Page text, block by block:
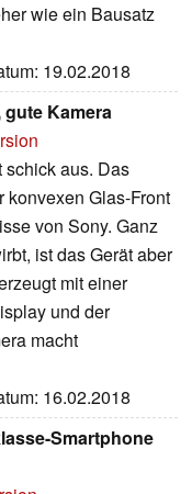
wie ein Bausatz
19.02.2018
Kamera
aus. Das
Glas-Front
von Sony. Ganz
ist das Gerät aber
mit einer
und der
macht
16.02.2018
Smartphone